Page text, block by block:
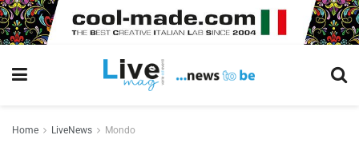
Home LiveNews Mondo